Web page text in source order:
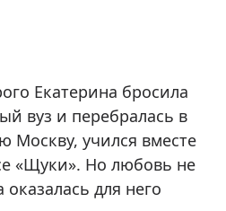
Екатерина бросила
вуз и перебралась в
Москву, учился вместе
«Щуки». Но любовь не
для него